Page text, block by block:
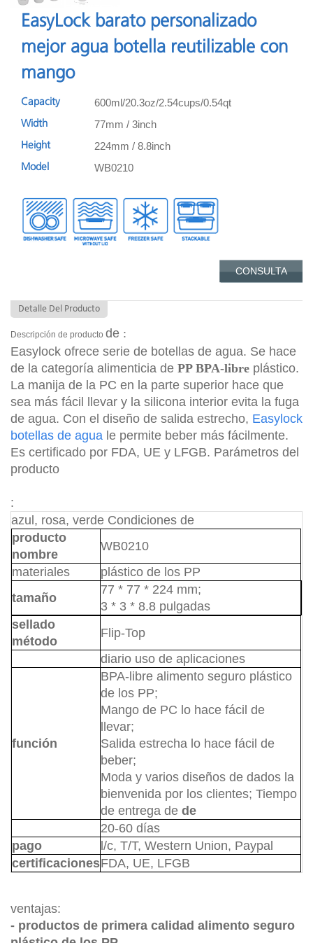
EasyLock barato personalizado
mejor agua botella reutilizable con
mango
Capacity 600ml/20.3oz/2.54cups/0.54qt
Width 77mm / 3inch
Height 224mm / 8.8inch
Model WB0210
CONSULTA
Detalle Del Producto
Descripción de producto de :
Easylock ofrece serie de botellas de agua. Se hace
de la categoría alimenticia de PP BPA-libre plástico.
La manija de la PC en la parte superior hace que
sea más fácil llevar y la silicona interior evita la fuga
de agua. Con el diseño de salida estrecho, Easylock
botellas de agua le permite beber más fácilmente.
Es certificado por FDA, UE y LFGB. Parámetros del
producto
:
azul, rosa, verde Condiciones de
producto
nombre
WB0210
materiales
plástico de los PP
tamaño
77 * 77 * 224 mm;
3 * 3 * 8.8 pulgadas
sellado
método
Flip-Top
diario uso de aplicaciones
función
BPA-libre alimento seguro plástico
de los PP;
Mango de PC lo hace fácil de
llevar;
Salida estrecha lo hace fácil de
beber;
Moda y varios diseños de dados la
bienvenida por los clientes; Tiempo
de entrega de de
20-60 días
pago
l/c, T/T, Western Union, Paypal
certificacionesFDA, UE, LFGB
ventajas:
- productos de primera calidad alimento seguro